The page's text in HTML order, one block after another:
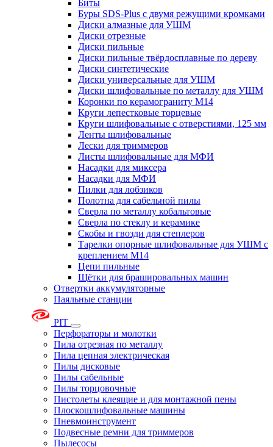
Биты
Буры SDS-Plus c двумя режущими кромками
Диски алмазные для УШМ
Диски отрезные
Диски пильные
Диски пильные твёрдосплавные по дереву
Диски синтетические
Диски универсальные для УШМ
Диски шлифовальные по металлу для УШМ
Коронки по керамограниту M14
Круги лепестковые торцевые
Круги шлифовальные с отверстиями, 125 мм
Ленты шлифовальные
Лески для триммеров
Листы шлифовальные для МФИ
Насадки для миксера
Насадки для МФИ
Пилки для лобзиков
Полотна для сабельной пилы
Сверла по металлу кобальтовые
Сверла по стеклу и керамике
Скобы и гвозди для степлеров
Тарелки опорные шлифовальные для УШМ с
креплением М14
Цепи пильные
Щётки для брашировальных машин
Отвертки аккумуляторные
Паяльные станции
PIT
Перфораторы и молотки
Пила отрезная по металлу
Пила цепная электрическая
Пилы дисковые
Пилы сабельные
Пилы торцовочные
Пистолеты клеящие и для монтажной пены
Плоскошлифовальные машины
Пневмоинструмент
Подвесные ремни для триммеров
Пылесосы